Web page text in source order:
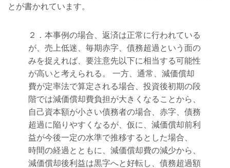
とが書かれています。
２．本事例の場合、返済は正常に行われている
が、売上低迷、毎期赤字、債務超過という面の
みを捉えれば、要注意先以下に相当する可能性
が高いと考えられる。 一方、通常、減価償却
費が定率法で算定される場合、投資後初期の段
階では減価償却費負担が大きくなることから、
自己資本額が小さい債務者の場合、赤字、債務
超過に陥りやすくなるが、仮に、減価償却前利
益が今後一定の水準で推移するとした場合、
時間の経過とともに、減価償却費の減少から、
減価償却後利益は黒字へと好転し、債務超過額